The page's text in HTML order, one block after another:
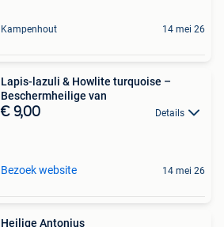
Kampenhout 14 mei 26
Lapis-lazuli & Howlite turquoise –
Beschermheilige van
€ 9,00 Details
Bezoek website 14 mei 26
Heilige Antonius